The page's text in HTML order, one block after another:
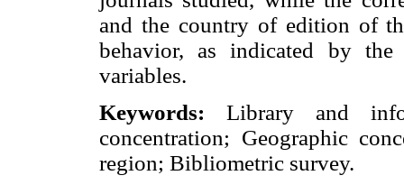
and the country of edition of
behavior, as indicated by
variables.
Keywords: Library and
concentration; Geographic
region; Bibliometric survey.